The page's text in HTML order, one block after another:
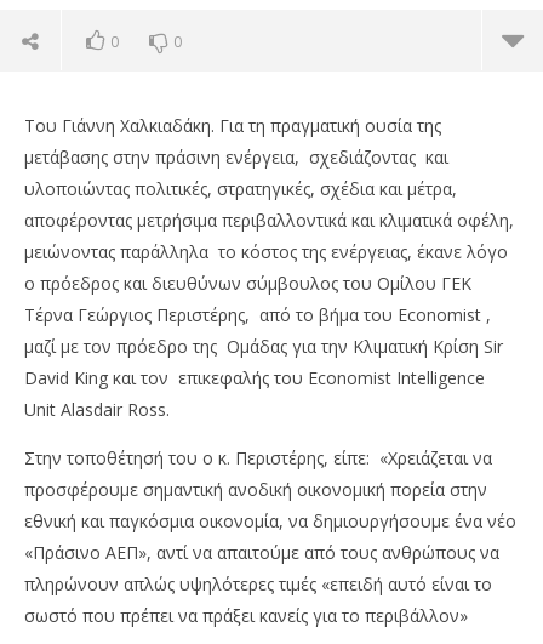
0 0
Για τη μετάβαση στην πράσινη ενέργεια,
αναφέρθηκε ο επικεφαλης της ΓΕΚ Τέρνα
Γεώργιος Περιστέρης
29/10/2023
pressroom
Του Γιάννη Χαλκιαδάκη. Για τη πραγματική ουσία της
μετάβασης στην πράσινη ενέργεια, σχεδιάζοντας και
υλοποιώντας πολιτικές, στρατηγικές, σχέδια και μέτρα,
αποφέροντας μετρήσιμα περιβαλλοντικά και κλιματικά οφέλη,
μειώνοντας παράλληλα το κόστος της ενέργειας, έκανε λόγο
ο πρόεδρος και διευθύνων σύμβουλος του Ομίλου ΓΕΚ
Τέρνα Γεώργιος Περιστέρης, από το βήμα του Economist ,
μαζί με τον πρόεδρο της Ομάδας για την Κλιματική Κρίση Sir
David King και τον επικεφαλής του Economist Intelligence
Unit Alasdair Ross.
Στην τοποθέτησή του ο κ. Περιστέρης, είπε: «Χρειάζεται να
προσφέρουμε σημαντική ανοδική οικονομική πορεία στην
εθνική και παγκόσμια οικονομία, να δημιουργήσουμε ένα νέο
«Πράσινο ΑΕΠ», αντί να απαιτούμε από τους ανθρώπους να
πληρώνουν απλώς υψηλότερες τιμές «επειδή αυτό είναι το
σωστό που πρέπει να πράξει κανείς για το περιβάλλον»